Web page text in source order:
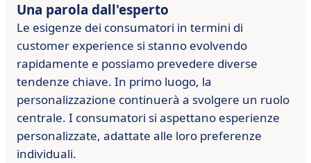
Una parola dall'esperto
Le esigenze dei consumatori in termini di
customer experience si stanno evolvendo
rapidamente e possiamo prevedere diverse
tendenze chiave. In primo luogo, la
personalizzazione continuerà a svolgere un ruolo
centrale. I consumatori si aspettano esperienze
personalizzate, adattate alle loro preferenze
individuali.